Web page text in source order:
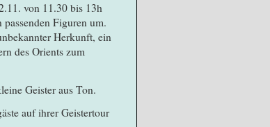
von 11.30 bis 13h
Figuren um.
Herkunft, ein
des Orients zum
Geister aus Ton.
auf ihrer Geistertour